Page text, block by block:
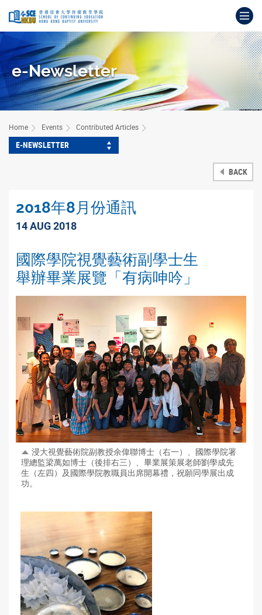
content
Main
content
start
e-Newsletter
Home Events Contributed Articles
E-NEWSLETTER
BACK
2018年8月份通訊
14 AUG 2018
國際學院視覺藝術副學士生
舉辦畢業展覽「有病呻吟」
浸大視覺藝術院副教授余偉聯博士（右一）、國際學院署
理總監梁萬如博士（後排右三）、畢業展策展老師劉學成先
生（左四）及國際學院教職員出席開幕禮，祝願同學展出成
功。